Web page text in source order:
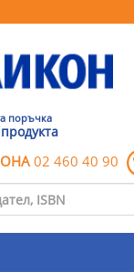
поръчка
02 460 40 90